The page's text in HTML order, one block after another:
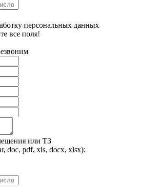
персональных данных
все поля!
или ТЗ
doc, pdf, xls, docx, xlsx):